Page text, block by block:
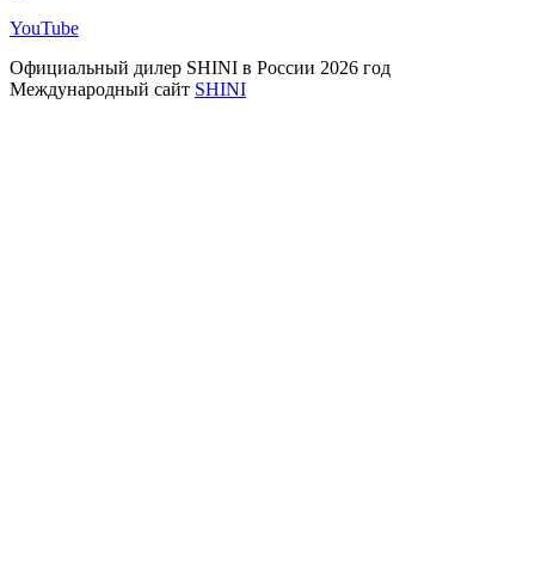
YouTube
Официальный дилер SHINI в России 2026 год
Международный сайт SHINI